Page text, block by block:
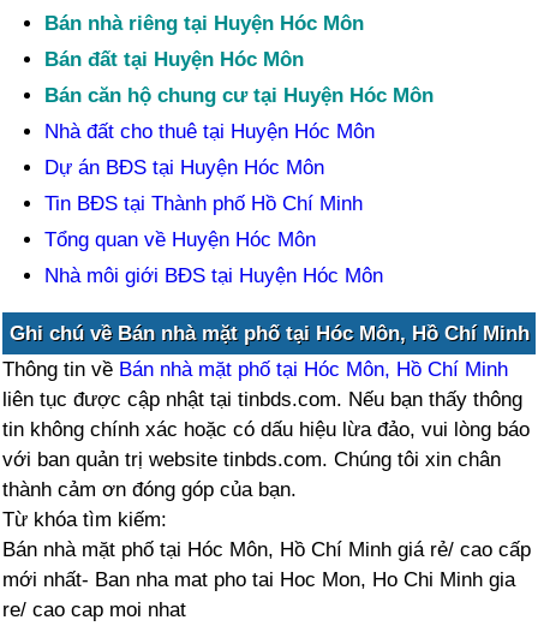
Bán nhà riêng tại Huyện Hóc Môn
Bán đất tại Huyện Hóc Môn
Bán căn hộ chung cư tại Huyện Hóc Môn
Nhà đất cho thuê tại Huyện Hóc Môn
Dự án BĐS tại Huyện Hóc Môn
Tin BĐS tại Thành phố Hồ Chí Minh
Tổng quan về Huyện Hóc Môn
Nhà môi giới BĐS tại Huyện Hóc Môn
Ghi chú về Bán nhà mặt phố tại Hóc Môn, Hồ Chí Minh
Thông tin về Bán nhà mặt phố tại Hóc Môn, Hồ Chí Minh
liên tục được cập nhật tại tinbds.com. Nếu bạn thấy thông
tin không chính xác hoặc có dấu hiệu lừa đảo, vui lòng báo
với ban quản trị website tinbds.com. Chúng tôi xin chân
thành cảm ơn đóng góp của bạn.
Từ khóa tìm kiếm:
Bán nhà mặt phố tại Hóc Môn, Hồ Chí Minh giá rẻ/ cao cấp
mới nhất- Ban nha mat pho tai Hoc Mon, Ho Chi Minh gia
re/ cao cap moi nhat